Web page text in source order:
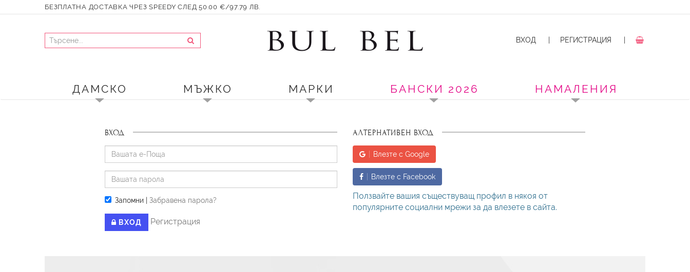
БЕЗПЛАТНА ДОСТАВКА ЧРЕЗ SPEEDY СЛЕД 50.00 €/97.79 ЛВ.
ВХОД РЕГИСТРАЦИЯ
ДАМСКО МЪЖКО МАРКИ БАНСКИ 2026 НАМАЛЕНИЯ
ВХОД
Запомни | Забравена парола?
ВХОД Регистрация
АЛТЕРНАТИВЕН ВХОД
Влезте с Google
Влезте с Facebook
Ползвайте вашия съществуващ профил в някоя от
популярните социални мрежи за да влезете в сайта.